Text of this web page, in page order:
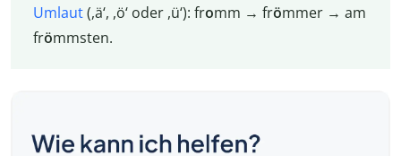
Umlaut(,ä‘, ,ö‘ oder ,ü‘): fromm → frömmer → am
frömmsten.